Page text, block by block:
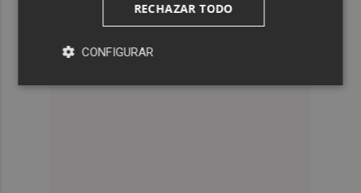
RECHAZAR TODO
CONFIGURAR